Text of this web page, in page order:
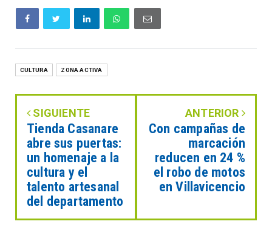
CULTURA ZONA ACTIVA
SIGUIENTE
Tienda Casanare
abre sus puertas:
un homenaje a la
cultura y el
talento artesanal
del departamento
ANTERIOR
Con campañas de
marcación
reducen en 24 %
el robo de motos
en Villavicencio